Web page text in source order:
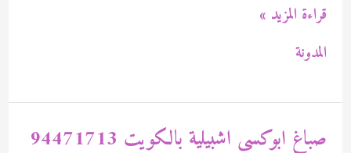
صباع
سكريد
ارضيات
قراءة المزيد »
المدونة
صباغ ابوكسى اشبيلية بالكويت 94471713